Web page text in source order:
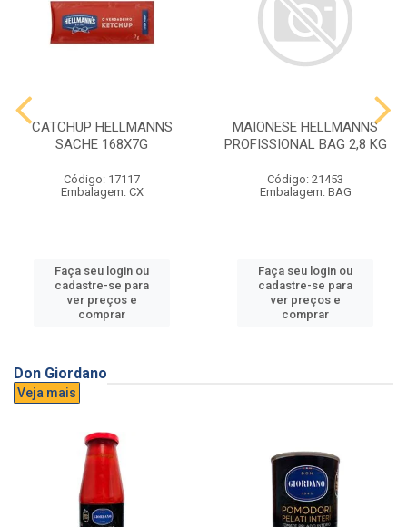
CATCHUP HELLMANNS
SACHE 168X7G
Código: 17117
Embalagem: CX
Faça seu login ou
cadastre-se para
ver preços e
comprar
MAIONESE HELLMANNS
PROFISSIONAL BAG 2,8 KG
Código: 21453
Embalagem: BAG
Faça seu login ou
cadastre-se para
ver preços e
comprar
Don Giordano
Veja mais